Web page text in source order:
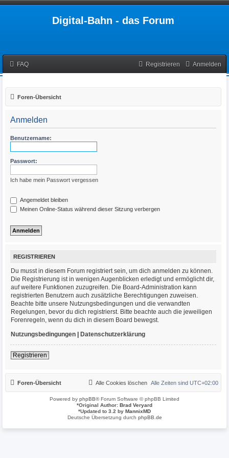
Digital-Bahn - das Forum
FAQ Anmelden
Registrieren
Foren-Übersicht
Anmelden
Benutzername:
Passwort:
Ich habe mein Passwort vergessen
Angemeldet bleiben
Meinen Online-Status während dieser Sitzung verbergen
REGISTRIEREN
Du musst in diesem Forum registriert sein, um dich anmelden zu können.
Die Registrierung ist in wenigen Augenblicken erledigt und ermöglicht dir,
auf weitere Funktionen zuzugreifen. Die Board-Administration kann
registrierten Benutzern auch zusätzliche Berechtigungen zuweisen.
Beachte bitte unsere Nutzungsbedingungen und die verwandten
Regelungen, bevor du dich registrierst. Bitte beachte auch die jeweiligen
Forenregeln, wenn du dich in diesem Board bewegst.
Nutzungsbedingungen | Datenschutzerklärung
Registrieren
Foren-Übersicht Alle Zeiten sind UTC+02:00
Alle Cookies löschen
Powered by phpBB® Forum Software © phpBB Limited
*Original Author: Brad Veryard
*Updated to 3.2 by MannixMD
Deutsche Übersetzung durch phpBB.de